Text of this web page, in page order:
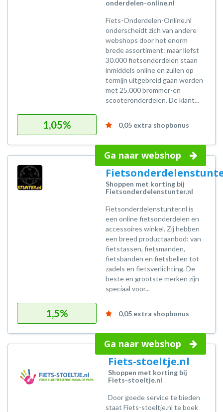
onderdelen-online.nl
Fiets-Onderdelen-Online.nl
onderscheidt zich van andere
webshops door het enorm
brede assortiment: maar liefst
30.000 fietsonderdelen staan
inmiddels online en zullen op
termijn uitgebreid gaan worden
met 25.000 brommer-en
scooteronderdelen. De klant...
1,05% 0,05 extra shopbonus
Ga naar webshop
Shoppen met korting bij
Fietsonderdelenstunter.nl
Fietsonderdelenstunter.nl is
een online fietsonderdelen en
accessoires winkel. Zij hebben
een breed productaanbod: van
fietstassen, fietsmanden,
fietsbanden en fietsbellen tot
zadels en fietsverlichting. De
beste en grootste merken zijn
speciaal voor...
1,5% 0,05 extra shopbonus
Ga naar webshop
Fiets-stoeltje.nl
Shoppen met korting bij
Fiets-stoeltje.nl
Door goede service te bieden
staat Fiets-stoeltje.nl te boek